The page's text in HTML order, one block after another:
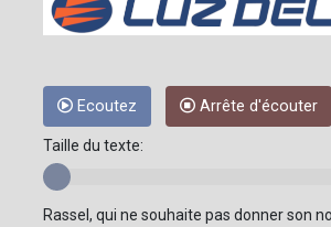
Ecoutez Arrête d'écouter
Taille du texte:
Rassel, qui ne souhaite pas donner son